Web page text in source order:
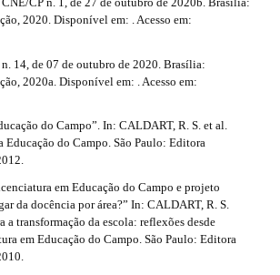
2020. Disponível em: . Acesso em:
14, de 07 de outubro de 2020. Brasília:
2020a. Disponível em: . Acesso em:
do Campo”. In: CALDART, R. S. et al.
Educação do Campo. São Paulo: Editora
em Educação do Campo e projeto
da docência por área?” In: CALDART, R. S.
a transformação da escola: reflexões desde
em Educação do Campo. São Paulo: Editora